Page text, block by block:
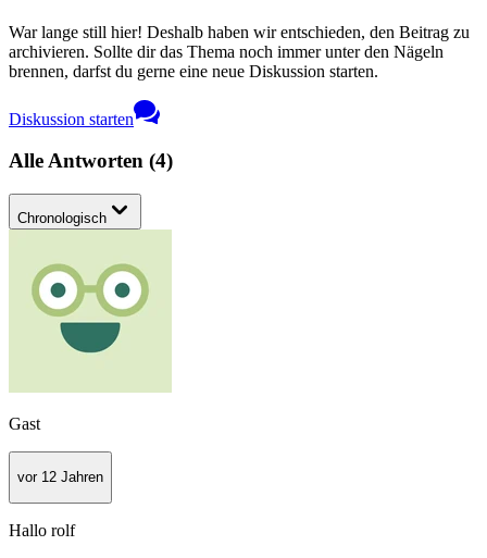
War lange still hier! Deshalb haben wir entschieden, den Beitrag zu
archivieren. Sollte dir das Thema noch immer unter den Nägeln
brennen, darfst du gerne eine neue Diskussion starten.
Diskussion starten
Alle Antworten (4)
Chronologisch
Gast
vor 12 Jahren
Hallo rolf